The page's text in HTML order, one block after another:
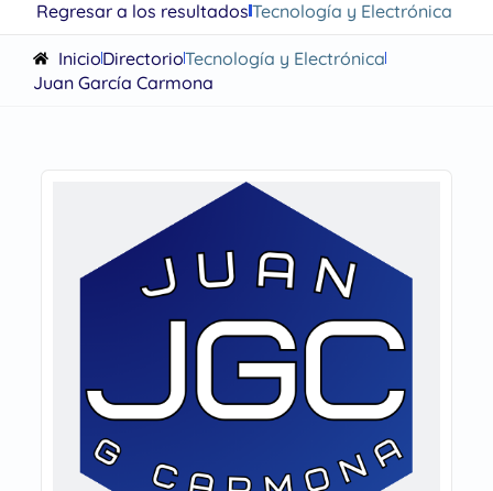
Regresar a los resultadosTecnología y Electrónica
InicioDirectorioTecnología y Electrónica
Juan García Carmona